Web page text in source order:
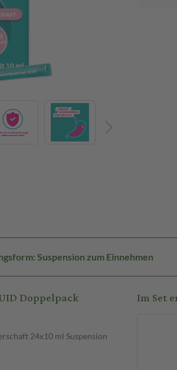
Suspension zum Einnehmen
Doppelpack
24x10 ml Suspension
Im Set